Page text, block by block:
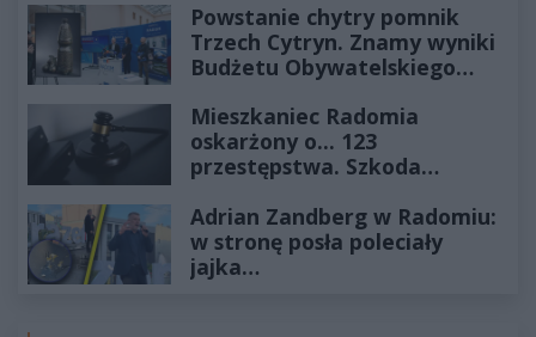
Powstanie chytry pomnik
Trzech Cytryn. Znamy wyniki
Budżetu Obywatelskiego
Mieszkaniec Radomia
oskarżony o... 123
przestępstwa. Szkoda
złotych
Adrian Zandberg w Radomiu:
w stronę posła poleciały
jajka…